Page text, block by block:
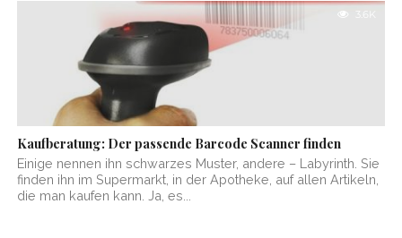
3.6K
Kaufberatung: Der passende Barcode Scanner finden
Einige nennen ihn schwarzes Muster, andere – Labyrinth. Sie
finden ihn im Supermarkt, in der Apotheke, auf allen Artikeln,
die man kaufen kann. Ja, es...